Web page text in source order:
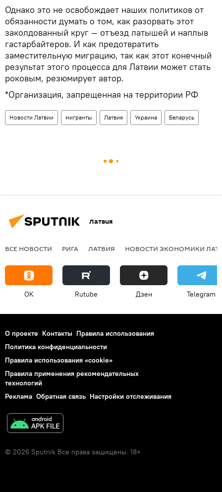
Однако это не освобождает наших политиков от
обязанности думать о том, как разорвать этот
заколдованный круг — отъезд латышей и наплыв
гастарбайтеров. И как предотвратить
заместительную миграцию, так как этот конечный
результат этого процесса для Латвии может стать
роковым, резюмирует автор.
*Организация, запрещенная на территории РФ
Новости Латвии мигранты Латвия Украина Беларусь
Латвия
ВСЕ НОВОСТИ РИГА ЛАТВИЯ НОВОСТИ ЭКОНОМИКИ
OK Rutube Дзен Telegram
О проекте Контакты Правила использования
Политика конфиденциальности
Правила использования «cookie»
Правила применения рекомендательных
технологий
Реклама Обратная связь Настройки отслеживания
© 2026 Sputnik Все права защищены. 18+